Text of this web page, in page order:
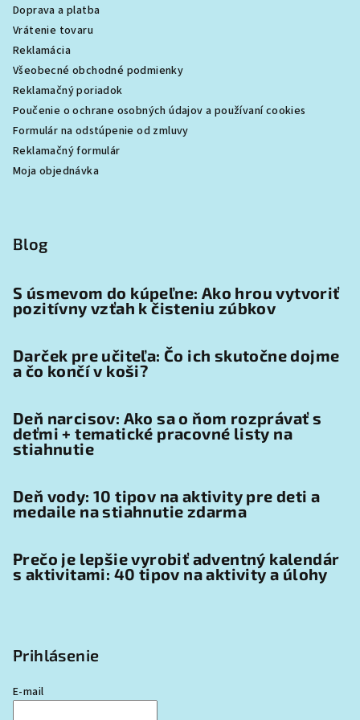
Doprava a platba
Vrátenie tovaru
Reklamácia
Všeobecné obchodné podmienky
Reklamačný poriadok
Poučenie o ochrane osobných údajov a používaní cookies
Formulár na odstúpenie od zmluvy
Reklamačný formulár
Moja objednávka
Blog
S úsmevom do kúpeľne: Ako hrou vytvoriť
pozitívny vzťah k čisteniu zúbkov
Darček pre učiteľa: Čo ich skutočne dojme
a čo končí v koši?
Deň narcisov: Ako sa o ňom rozprávať s
deťmi + tematické pracovné listy na
stiahnutie
Deň vody: 10 tipov na aktivity pre deti a
medaile na stiahnutie zdarma
Prečo je lepšie vyrobiť adventný kalendár
s aktivitami: 40 tipov na aktivity a úlohy
Prihlásenie
E-mail